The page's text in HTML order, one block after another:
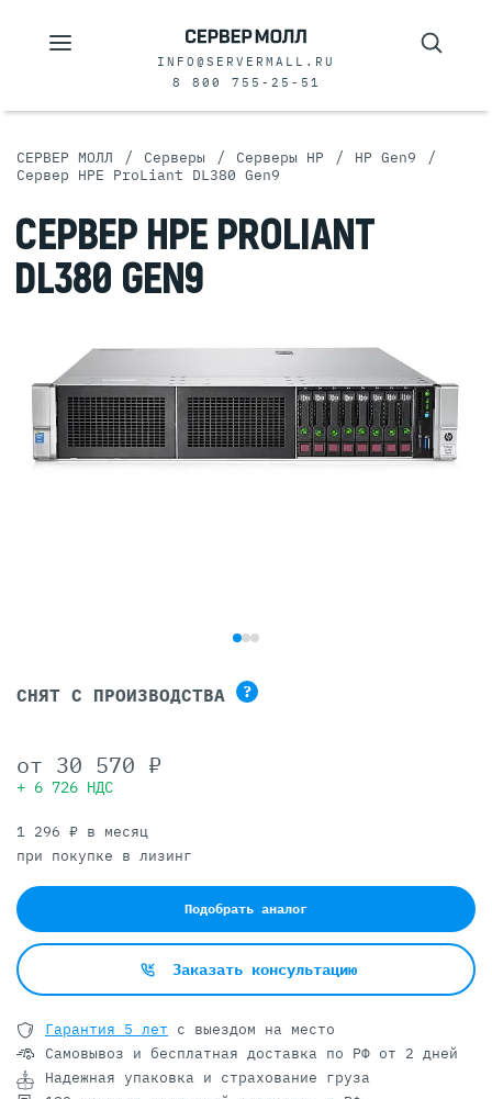
INFO@SERVERMALL.RU
8 800 755-25-51
СЕРВЕР МОЛЛ / Серверы / Серверы HP / HP Gen9 /
Сервер HPE ProLiant DL380 Gen9
СЕРВЕР HPE PROLIANT
DL380 GEN9
СНЯТ С ПРОИЗВОДСТВА ?
от 30 570 ₽
+ 6 726 НДС
1 296 ₽ в месяц
при покупке в лизинг
Подобрать аналог
Заказать консультацию
Гарантия 5 лет с выездом на место
Самовывоз и бесплатная доставка по РФ от 2 дней
Надежная упаковка и страхование груза